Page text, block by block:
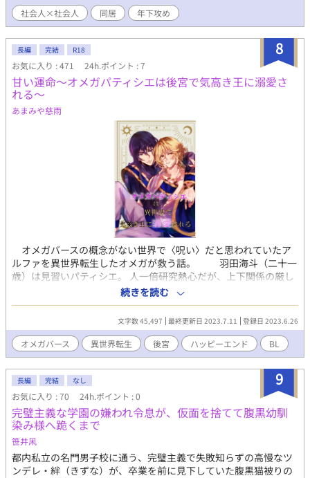
社会人×社会人 同居 年下攻め
8
長編 完結 R18
お気に入り : 471 24h.ポイント : 7
甘い運命〜オメガパティシエは後宮で気高き王に溺愛さ
れる〜
あまみや慈雨
オメガバースの概念がない世界で〈呪い〉だと思われていたア
ルファを異世界転生したオメガが救う話。 羽田海斗（二十一
歳）は見習いパティシエ。 人一倍研究熱心だが、上下関係の厳し
い職場で、まだ思うように仕事ができていない。 オメガである
ことがバレて先輩たちに襲われ、逃げたところで車にはねられて
しまう。 目覚めたら、そこはオリエンタルな雰囲気の異世界
〈イルディズ〉の王宮だった。厨房奴隷のウミトとして転生した
のだ。 ある日〈呪われたスルタン〉に食事を持っていく役を押
しつけられてしまうウミト。 スルタンのアスラン（二十八）は
一ヶ月に一度、酷く凶暴になり、その間後宮の一室にこもるとい
うのだ。 海斗はアスランに出会った途端激しく抱かれてしま
う。アスランはアルファだった。 こちらの世界では第二次性の
存在が認識されていないため、オメガを求めて発生する凶暴性が
呪いだと思われていたのだ。 「それ、呪いじゃないよ。……で
す」 と告げるウミトに、アスランは毎夜の夜伽を命じる。 こ
の世界のオメガが見つかるまでとしぶしぶそれを引き受けるウミ
ト。 しかし、アスランの人となりに触れていくうちに、次第に
本気で惹かれていく。アスランもまた、呪いから解き放ってくれ
続きを読む
文字数 45,497 最終更新日 2023.7.11 登録日 2023.6.26
オメガバース 異世界転生 後宮 ハッピーエンド BL
9
長編 完結 なし
お気に入り : 70 24h.ポイント : 0
完璧主義な学園の嫌われ令息が、仮面を捨てて腹黒幼馴
染み様へ跪くまで
笹井凩
都内私立の名門男子校に通う、完璧主義で失敗知らずの高慢なツ
ンデレ・絆（きずな）が、卒業を前に見下していた腹黒猫被りの